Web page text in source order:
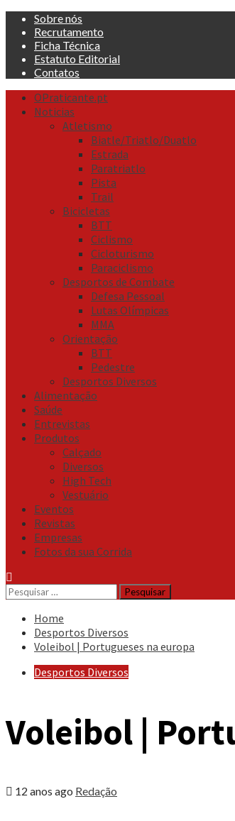
Skip
content
Sobre nós
Recrutamento
Ficha Técnica
Estatuto Editorial
Contatos
Primary
Menu
OPraticante.pt
Noticias
Atletismo
Biatle/Triatlo/Duatlo
Estrada
Paratriatlo
Pista
Trail
Bicicletas
BTT
Ciclismo
Cicloturismo
Paraciclismo
Desportos de Combate
Defesa Pessoal
Lutas Olímpicas
MMA
Orientação
BTT
Pedestre
Desportos Diversos
Alimentação
Saúde
Entrevistas
Produtos
Calçado
Diversos
High Tech
Vestuário
Eventos
Revistas
Empresas
Fotos da sua Corrida
Pesquisar
por:
Home
Desportos Diversos
Voleibol | Portugueses na europa
Desportos Diversos
Voleibol |
12 anos ago Redação